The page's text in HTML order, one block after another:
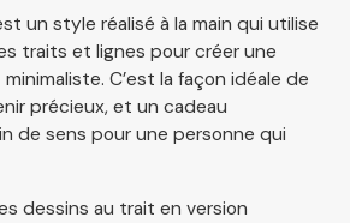
un style réalisé à la main qui utilise
traits et lignes pour créer une
C’est la façon idéale de
précieux, et un cadeau
de sens pour une personne qui
dessins au trait en version